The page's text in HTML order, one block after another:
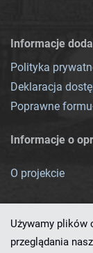
Informacje
Polityka
Deklaracja
Poprawne
Informacje o
O projekcie
Używamy plików
przeglądania